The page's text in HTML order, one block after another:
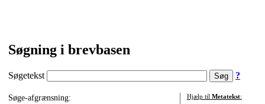
Søgning i brevbasen
Søgetekst ?
Søge-afgrænsning:
Hjælp til Metatekst: